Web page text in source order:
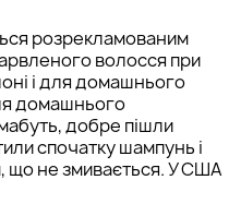
розрекламованим
волосся при
і для домашнього
домашнього
добре пішли
спочатку шампунь і
що не змивається. У США